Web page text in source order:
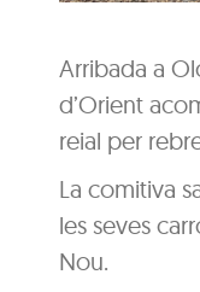
Arribada a
d’Orient
reial per
La comitiva
les seves
Nou.